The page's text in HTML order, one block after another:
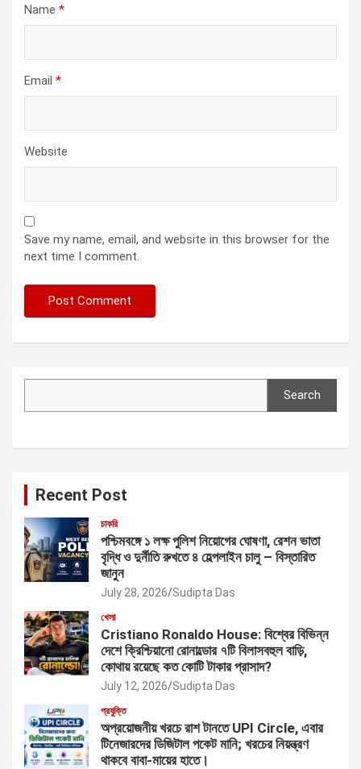
Name *
Email *
Website
Save my name, email, and website in this browser for the
next time I comment.
Search
Recent Post
চাকরি
পশ্চিমবঙ্গে ১ লক্ষ পুলিশ নিয়োগের ঘোষণা, রেশন ভাতা
বৃদ্ধি ও দুর্নীতি রুখতে ৪ হেল্পলাইন চালু – বিস্তারিত
জানুন
July 28, 2026 Sudipta Das
খেলা
Cristiano Ronaldo House: বিশ্বের বিভিন্ন
দেশে ক্রিশ্চিয়ানো রোনাল্ডোর ৭টি বিলাসবহুল বাড়ি,
কোথায় রয়েছে কত কোটি টাকার প্রাসাদ?
July 12, 2026 Sudipta Das
প্রযুক্তি
অপ্রয়োজনীয় খরচে রাশ টানতে UPI Circle, এবার
টিনেজারদের ডিজিটাল পকেট মানি; খরচের নিয়ন্ত্রণ
থাকবে বাবা-মায়ের হাতে।